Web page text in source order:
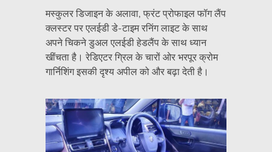
मस्कुलर डिजाइन के अलावा, फ्रंट प्रोफाइल फॉग लैंप
क्लस्टर पर एलईडी डे-टाइम रनिंग लाइट के साथ
अपने चिकने डुअल एलईडी हेडलैंप के साथ ध्यान
खींचता है। रेडिएटर ग्रिल के चारों ओर भरपूर क्रोम
गार्निशिंग इसकी दृश्य अपील को और बढ़ा देती है।